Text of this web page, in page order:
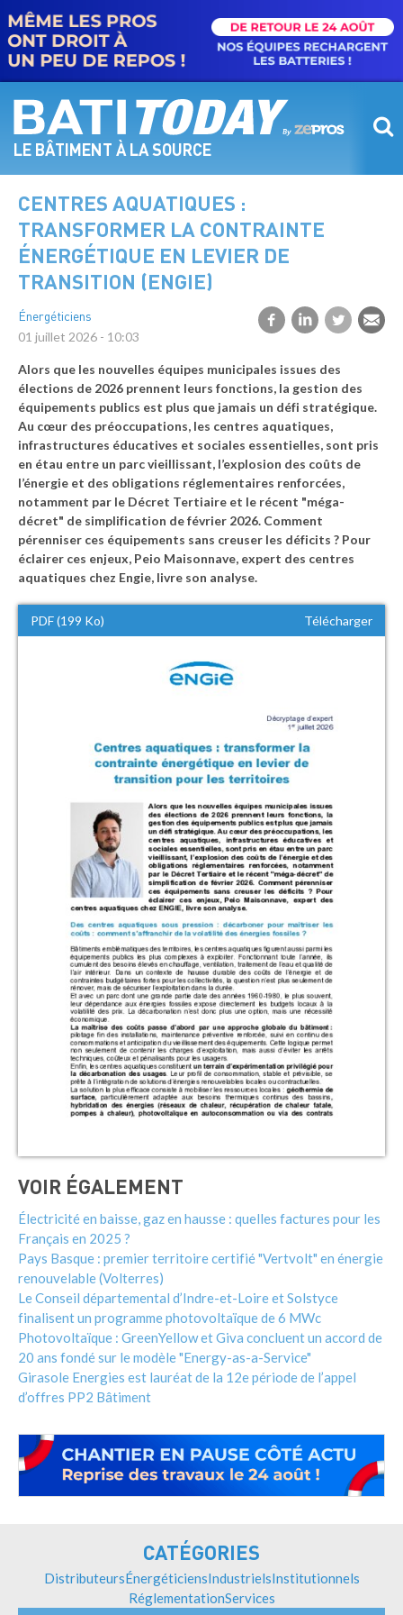
contenu
principal
LE BÂTIMENT À LA SOURCE
CENTRES AQUATIQUES :
TRANSFORMER LA CONTRAINTE
ÉNERGÉTIQUE EN LEVIER DE
TRANSITION (ENGIE)
Énergéticiens
01 juillet 2026 - 10:03
Alors que les nouvelles équipes municipales issues des
élections de 2026 prennent leurs fonctions, la gestion des
équipements publics est plus que jamais un défi stratégique.
Au cœur des préoccupations, les centres aquatiques,
infrastructures éducatives et sociales essentielles, sont pris
en étau entre un parc vieillissant, l’explosion des coûts de
l’énergie et des obligations réglementaires renforcées,
notamment par le Décret Tertiaire et le récent "méga-
décret" de simplification de février 2026. Comment
pérenniser ces équipements sans creuser les déficits ? Pour
éclairer ces enjeux, Peio Maisonnave, expert des centres
aquatiques chez Engie, livre son analyse.
PDF (199 Ko) Télécharger
VOIR ÉGALEMENT
Électricité en baisse, gaz en hausse : quelles factures pour les
Français en 2025 ?
Pays Basque : premier territoire certifié "Vertvolt" en énergie
renouvelable (Volterres)
Le Conseil départemental d’Indre-et-Loire et Solstyce
finalisent un programme photovoltaïque de 6 MWc
Photovoltaïque : GreenYellow et Giva concluent un accord de
20 ans fondé sur le modèle "Energy-as-a-Service"
Girasole Energies est lauréat de la 12e période de l’appel
d’offres PP2 Bâtiment
CATÉGORIES
DistributeursÉnergéticiensIndustrielsInstitutionnels
RéglementationServices